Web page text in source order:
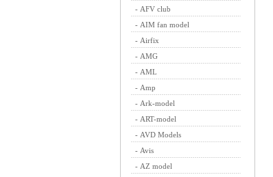
- AFV club
- AIM fan model
- Airfix
- AMG
- AML
- Amp
- Ark-model
- ART-model
- AVD Models
- Avis
- AZ model